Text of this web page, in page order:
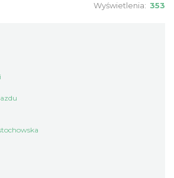
przy Zamku
Wyświetlenia: 353